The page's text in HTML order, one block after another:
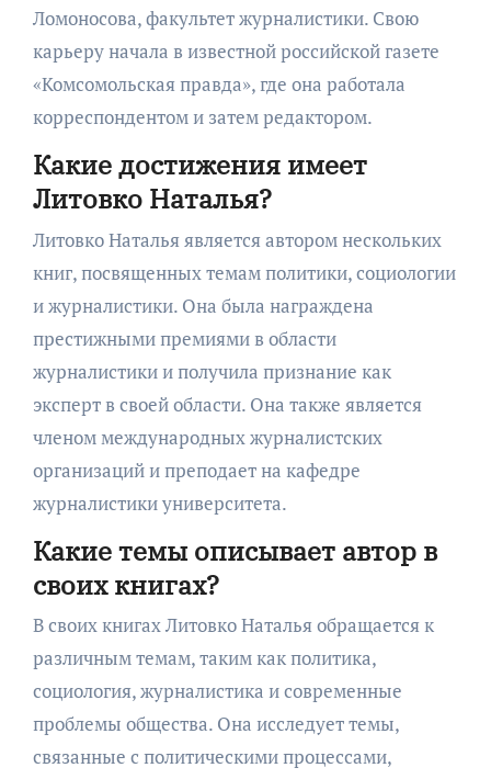
Ломоносова, факультет журналистики. Свою
карьеру начала в известной российской газете
«Комсомольская правда», где она работала
корреспондентом и затем редактором.
Какие достижения имеет
Литовко Наталья?
Литовко Наталья является автором нескольких
книг, посвященных темам политики, социологии
и журналистики. Она была награждена
престижными премиями в области
журналистики и получила признание как
эксперт в своей области. Она также является
членом международных журналистских
организаций и преподает на кафедре
журналистики университета.
Какие темы описывает автор в
своих книгах?
В своих книгах Литовко Наталья обращается к
различным темам, таким как политика,
социология, журналистика и современные
проблемы общества. Она исследует темы,
связанные с политическими процессами,